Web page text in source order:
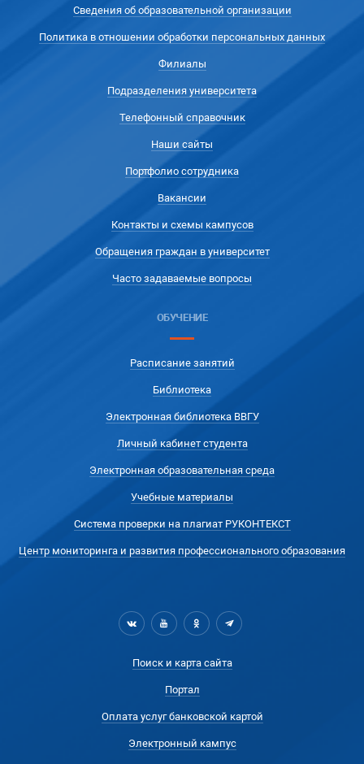
Сведения об образовательной организации
Политика в отношении обработки персональных данных
Филиалы
Подразделения университета
Телефонный справочник
Наши сайты
Портфолио сотрудника
Вакансии
Контакты и схемы кампусов
Обращения граждан в университет
Часто задаваемые вопросы
ОБУЧЕНИЕ
Расписание занятий
Библиотека
Электронная библиотека ВВГУ
Личный кабинет студента
Электронная образовательная среда
Учебные материалы
Система проверки на плагиат РУКОНТЕКСТ
Центр мониторинга и развития профессионального образования
Поиск и карта сайта
Портал
Оплата услуг банковской картой
Электронный кампус